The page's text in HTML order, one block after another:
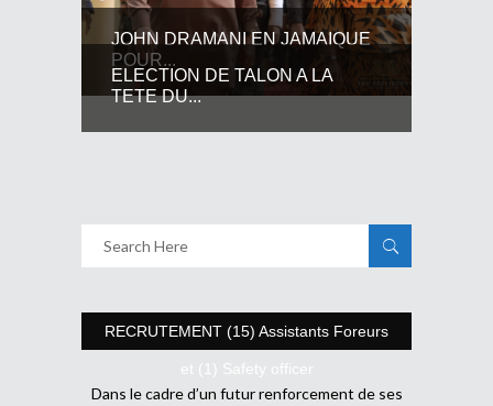
JOHN DRAMANI EN JAMAIQUE
POUR...
ELECTION DE TALON A LA
TETE DU...
RECRUTEMENT (15) Assistants Foreurs
et (1) Safety officer
Dans le cadre d’un futur renforcement de ses